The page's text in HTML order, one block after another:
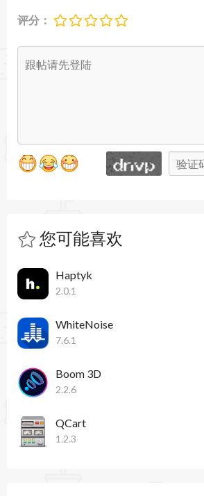
•固定的用户界面布局和颜色
• 更新至最新框架，提升性能
• 增强应用稳定性和安全性
新功能：内置番茄钟 - 通过定时工
错误修复 - 解决了暗黑模式下的音
性能提升 - 启动时间更快，内存使
流畅的体验
Noizio 2.2.1 更新内容：
错误修复和 MacOS 26 支持
评分：
您可能喜欢
Haptyk
2.0.1
WhiteNoise
7.6.1
Boom 3D
2.2.6
QCart
1.2.3